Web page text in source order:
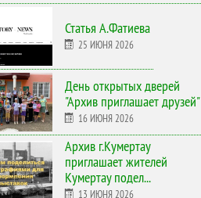
Статья А.Фатиева
25 ИЮНЯ 2026
День открытых дверей
"Архив приглашает друзей"
16 ИЮНЯ 2026
Архив г.Кумертау
приглашает жителей
Кумертау подел...
13 ИЮНЯ 2026